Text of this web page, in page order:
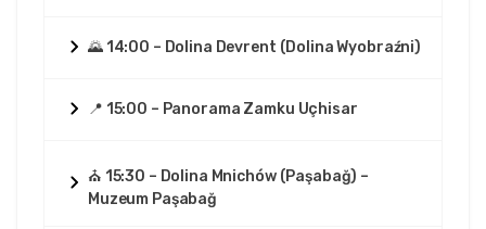
🌄 14:00 – Dolina Devrent (Dolina Wyobraźni)
📍 15:00 – Panorama Zamku Uçhisar
⛪ 15:30 – Dolina Mnichów (Paşabağ) –
Muzeum Paşabağ